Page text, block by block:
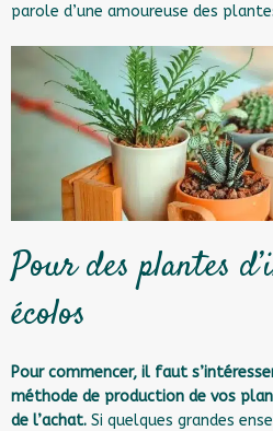
parole d’une amoureuse des
Pour des plantes
écolos
Pour commencer, il faut
méthode de production de vos
de l’achat. Si quelques grandes